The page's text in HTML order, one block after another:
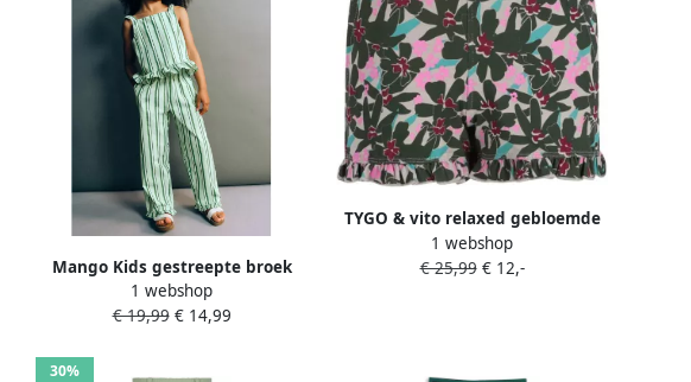
Mango Kids gestreepte broek
met ruches lichtgroen
1 webshop
€ 19,99€ 14,99
TYGO & vito relaxed gebloemde
casual short olijfgroen
1 webshop
€ 25,99€ 12,-
30%